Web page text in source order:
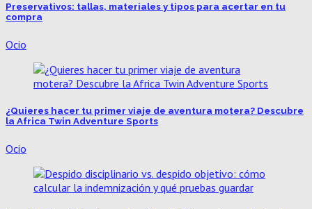
Preservativos: tallas, materiales y tipos para acertar en tu
compra
Ocio
¿Quieres hacer tu primer viaje de aventura motera? Descubre
la Africa Twin Adventure Sports
Ocio